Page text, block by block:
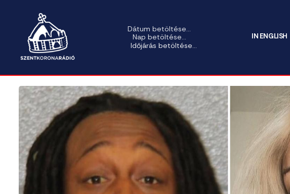
Dátum betöltése...
Nap betöltése...
Időjárás betöltése...
IN ENGLISH